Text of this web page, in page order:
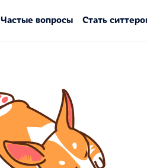
Частые вопросы Стать